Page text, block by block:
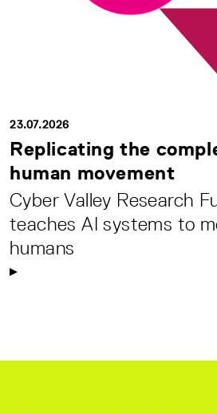
23.07.2026
Replicating the
human movement
Cyber Valley Research
teaches AI systems to
humans